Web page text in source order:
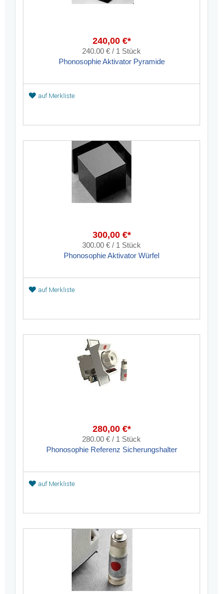
240,00 €*
240.00 € / 1 Stück
Phonosophie Aktivator Pyramide
auf Merkliste
300,00 €*
300.00 € / 1 Stück
Phonosophie Aktivator Würfel
auf Merkliste
280,00 €*
280.00 € / 1 Stück
Phonosophie Referenz Sicherungshalter
auf Merkliste